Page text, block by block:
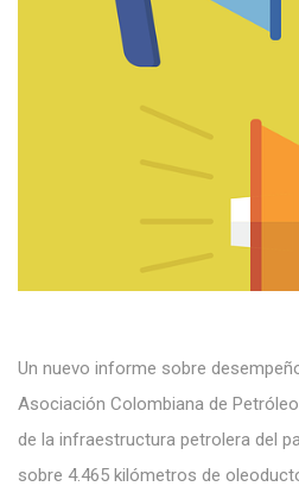
Un nuevo informe sobre
Asociación Colombiana de
de la infraestructura petrolera del
sobre 4.465 kilómetros de